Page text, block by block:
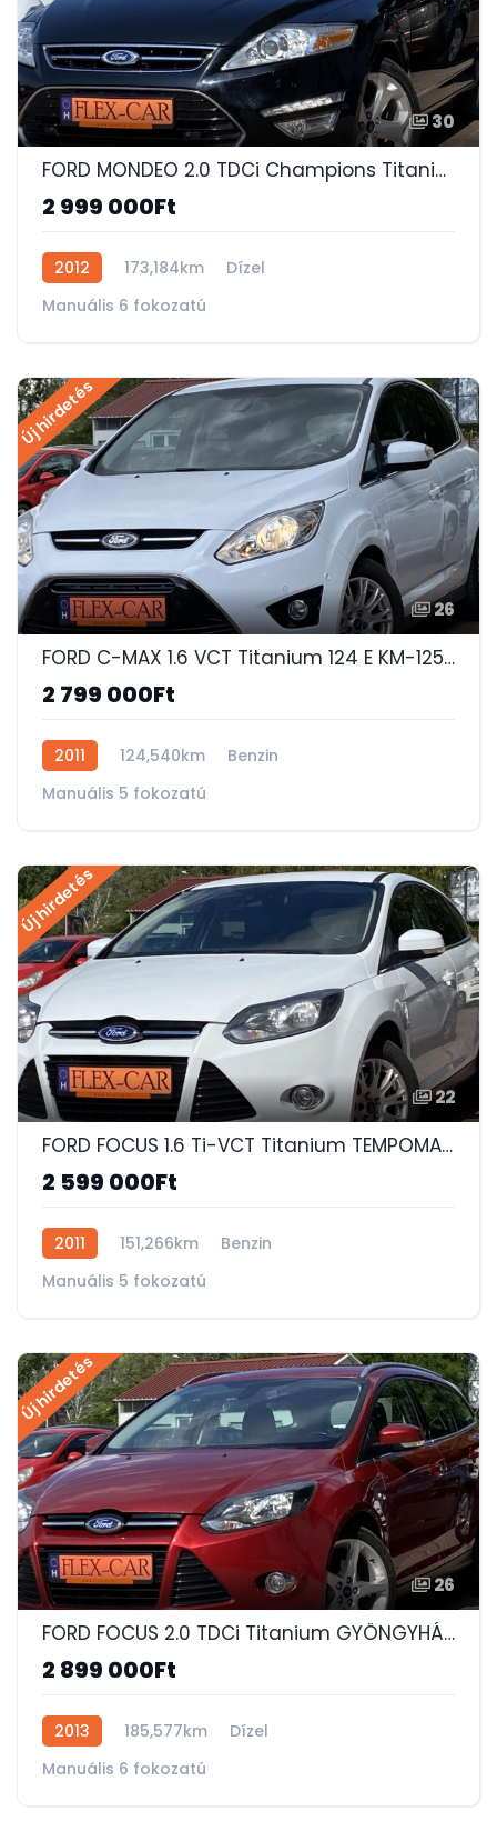
30
FORD MONDEO 2.0 TDCi Champions Titanium NAPFÉNYTETŐ-XENON-MEMÓRIÁS FŰTHETŐ BŐRÜLÉS-KEYLESS-GO!
2 999 000Ft
2012 173,184km
Dízel
Manuális 6 fokozatú
Új hirdetés
26
FORD C-MAX 1.6 VCT Titanium 124 E KM-125 LE-SONY HIFI-ÜLÉSFŰTÉS-TEMPOMAT-PARKOL​ÓASSZISZTENS-PDC!
2 799 000Ft
2011 124,540km
Benzin
Manuális 5 fokozatú
Új hirdetés
22
FORD FOCUS 1.6 Ti-VCT Titanium TEMPOMAT-ELEKTROMOS FÉLBŐR ÜLÉS-ÜLÉSFŰTÉS-VONÓHOROG-DUPLA DIGIT KLÍMA!
2 599 000Ft
2011 151,266km
Benzin
Manuális 5 fokozatú
Új hirdetés
26
FORD FOCUS 2.0 TDCi Titanium GYÖNGYHÁZ-BORDÓ-163 LE-SONY AUDIO-AUTOMATA VONÓHOROG-KEYLESS-GO!
2 899 000Ft
2013 185,577km
Dízel
Manuális 6 fokozatú